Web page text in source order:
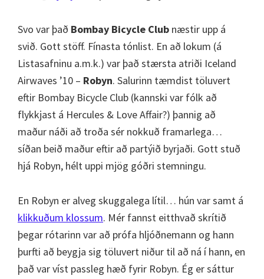
Svo var það Bombay Bicycle Club næstir upp á
svið. Gott stöff. Fínasta tónlist. En að lokum (á
Listasafninu a.m.k.) var það stærsta atriði Iceland
Airwaves ’10 – Robyn. Salurinn tæmdist töluvert
eftir Bombay Bicycle Club (kannski var fólk að
flykkjast á Hercules & Love Affair?) þannig að
maður náði að troða sér nokkuð framarlega…
síðan beið maður eftir að partýið byrjaði. Gott stuð
hjá Robyn, hélt uppi mjög góðri stemningu.
En Robyn er alveg skuggalega lítil… hún var samt á
klikkuðum klossum. Mér fannst eitthvað skrítið
þegar rótarinn var að prófa hljóðnemann og hann
þurfti að beygja sig töluvert niður til að ná í hann, en
það var víst passleg hæð fyrir Robyn. Ég er sáttur